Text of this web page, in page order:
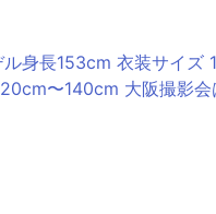
〜140cm 大阪撮影